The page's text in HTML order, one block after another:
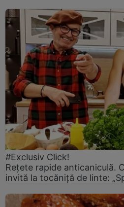
#Exclusiv Click!
Rețete rapide anticaniculă.
invită la tocăniță de linte: